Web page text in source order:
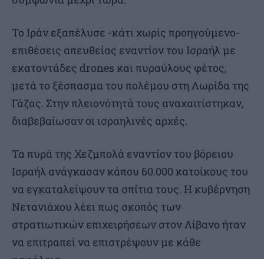
Το Ιράν εξαπέλυσε -κάτι χωρίς προηγούμενο-
επιθέσεις απευθείας εναντίον του Ισραήλ με
εκατοντάδες drones και πυραύλους φέτος,
μετά το ξέσπασμα του πολέμου στη Λωρίδα της
Γάζας. Στην πλειονότητά τους αναχαιτίστηκαν,
διαβεβαίωσαν οι ισραηλινές αρχές.
Τα πυρά της Χεζμπολά εναντίον του βόρειου
Ισραήλ ανάγκασαν κάπου 60.000 κατοίκους του
να εγκαταλείψουν τα σπίτια τους. Η κυβέρνηση
Νετανιάχου λέει πως σκοπός των
στρατιωτικών επιχειρήσεων στον Λίβανο ήταν
να επιτραπεί να επιστρέψουν με κάθε